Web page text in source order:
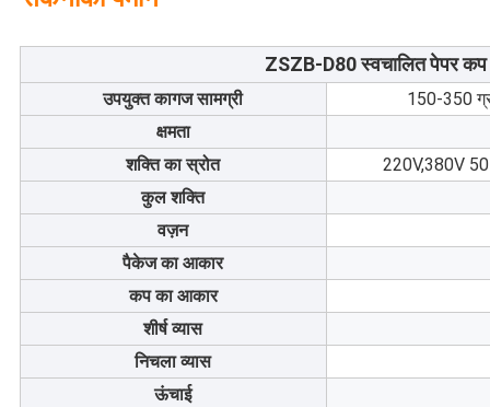
ZSZB-D80 स्वचालित पेपर कप
उपयुक्त कागज सामग्री
150-350
क्षमता
शक्ति का स्रोत
220V,380V
कुल शक्ति
वज़न
पैकेज का आकार
कप का आकार
शीर्ष व्यास
निचला व्यास
ऊंचाई